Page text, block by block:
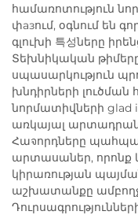
համառոտություն
փазում, օգնում են
գլուխի 특성ները
Տեխնիկական
սպասարկություն
խնդիրների լուծման
նորմատիվների glad
առկայալ
Հաจորդները
արտասաներ, որոնք
կիրառության
աշխատանքը